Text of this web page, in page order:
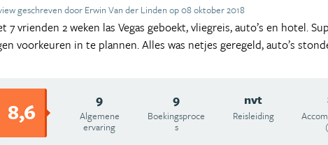
geschreven door Erwin Van der Linden op 08 oktober 2018
7 vrienden 2 weken las Vegas geboekt, vliegreis, auto’s en hotel.
voorkeuren in te plannen. Alles was netjes geregeld, auto’s
8,6 9
Algemene
ervaring
9
Boekingsproce
s
nvt
Reisleiding